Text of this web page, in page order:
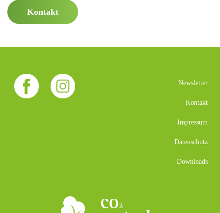
Kontakt
Newsletter
Kontakt
Impressum
Datenschutz
Downloads